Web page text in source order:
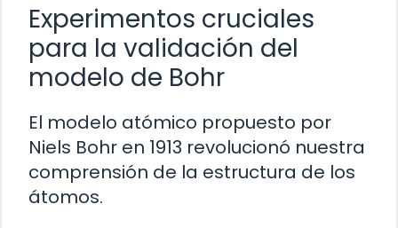
Experimentos cruciales
para la validación del
modelo de Bohr
El modelo atómico propuesto por
Niels Bohr en 1913 revolucionó nuestra
comprensión de la estructura de los
átomos.